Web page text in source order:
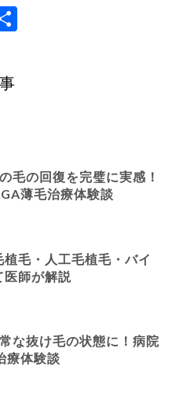
毛の回復を完璧に実感！
薄毛治療体験談
毛・人工毛植毛・バイ
医師が解説
な抜け毛の状態に！病院
療体験談